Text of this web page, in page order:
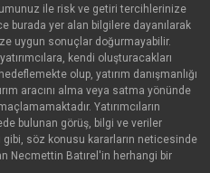
ile risk ve getiri tercihlerinize
burada yer alan bilgilere dayanılarak
uygun sonuçlar doğurmayabilir.
kendi oluşturacakları
olup, yatırım danışmanlığı
aracını alma veya satma yönünde
Yatırımcıların
bulunan görüş, bilgi ve veriler
gibi, söz konusu kararların neticesinde
Necmettin Batırel'in herhangi bir